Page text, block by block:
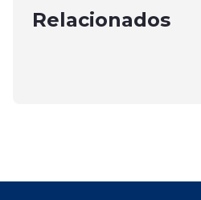
Relacionados
octubre 25, 2024
Quillota
Libertadores perdió